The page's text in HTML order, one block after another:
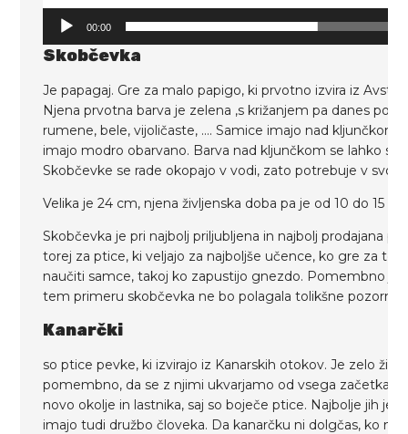
00:00
Skobčevka
Je papagaj. Gre za malo papigo, ki prvotno izvira iz
Njena prvotna barva je zelena ,s križanjem pa danes
rumene, bele, vijoličaste, …. Samice imajo nad kljunčkom
imajo modro obarvano. Barva nad kljunčkom se lahko
Skobčevke se rade okopajo v vodi, zato potrebuje v svoji
Velika je 24 cm, njena življenska doba pa je od 10 do 15 let
Skobčevka je pri najbolj priljubljena in najbolj prodajana
torej za ptice, ki veljajo za najboljše učence, ko gre za
naučiti samce, takoj ko zapustijo gnezdo. Pomembno je
tem primeru skobčevka ne bo polagala tolikšne
Kanarčki
so ptice pevke, ki izvirajo iz Kanarskih otokov. Je zelo
pomembno, da se z njimi ukvarjamo od vsega začetka,
novo okolje in lastnika, saj so boječe ptice. Najbolje jih je
imajo tudi družbo človeka. Da kanarčku ni dolgčas, ko